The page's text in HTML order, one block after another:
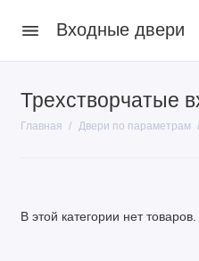
Входные двери
Трехстворчатые
Главная Двери по параметрам
Конструкция
Отделка
В этой категории нет товаров.